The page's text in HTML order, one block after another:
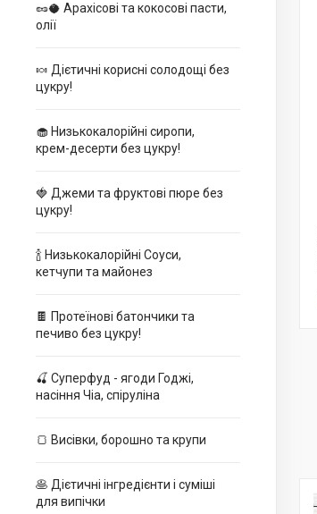
🥜🥥 Арахісові та кокосові пасти,
олії
🍬 Дієтичні корисні солодощі без
цукру!
🧁 Низькокалорійні сиропи,
крем-десерти без цукру!
🍓 Джеми та фруктові пюре без
цукру!
🍾 Низькокалорійні Соуси,
кетчупи та майонез
🍫 Протеїнові батончики та
печиво без цукру!
🍒 Суперфуд - ягоди Годжі,
насіння Чіа, спіруліна
🍞 Висівки, борошно та крупи
🥞 Дієтичні інгредієнти і суміші
для випічки